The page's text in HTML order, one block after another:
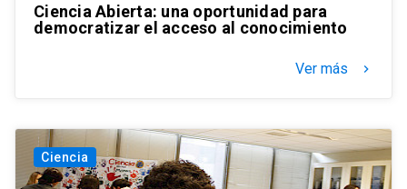
Ciencia Abierta: una oportunidad para
democratizar el acceso al conocimiento
Ver más keyboard_arrow_right
Ciencia